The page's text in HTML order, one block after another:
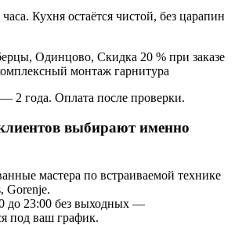
Кухня остаётся чистой, без царапин
Одинцово, Скидка 20 % при заказе
монтаж гарнитура
2 года. Оплата после проверки.
выбирают именно
мастера по встраиваемой технике
Gorenje.
до 23:00 без выходных —
под ваш график.